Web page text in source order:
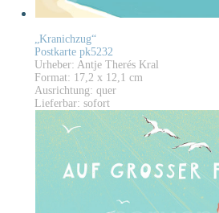
„Kranichzug“
Postkarte pk5232
Urheber: Antje Therés Kral
Format: 17,2 x 12,1 cm
Ausrichtung: quer
Lieferbar: sofort